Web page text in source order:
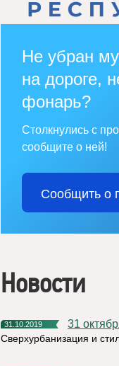
Не убран
на дороге,
фонарь?
Столкнулись с
сообщите о ней!
Сообщить о
Новости
31.10.2019 31
Сверхурбанизация и